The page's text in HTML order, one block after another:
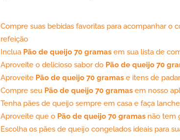
Compre suas bebidas favoritas para acompanhar o
refeição
Inclua Pão de queijo 70 gramasem sua lista de
Aproveite o delicioso sabor do Pão de queijo 70
Aproveite Pão de queijo 70 gramase itens de
Compre seu Pão de queijo 70 gramasem nosso
Tenha pães de queijo sempre em casa e faça
Aproveite que o Pão de queijo 70 gramasnão tem
Escolha os pães de queijo congelados ideais para